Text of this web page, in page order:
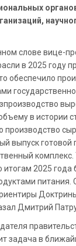
слове вице-
в 2025 году
обеспечило
в истории
производство
выпуск
итогам 2025 года
Дмитрий
задача в